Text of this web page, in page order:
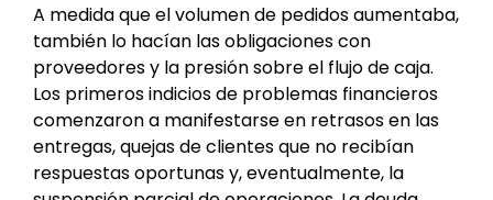
A medida que el volumen de pedidos aumentaba,
también lo hacían las obligaciones con
proveedores y la presión sobre el flujo de caja.
Los primeros indicios de problemas financieros
comenzaron a manifestarse en retrasos en las
entregas, quejas de clientes que no recibían
respuestas oportunas y, eventualmente, la